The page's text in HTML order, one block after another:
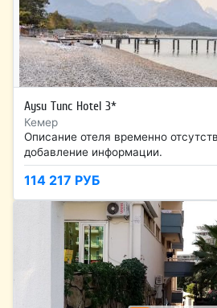
Aysu Tunc Hotel 3*
Кемер
Описание отеля временно
добавление информации.
114 217 РУБ